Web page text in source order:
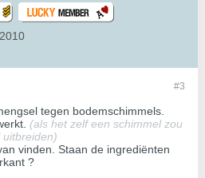
#3
tegen bodemschimmels.
(als het zelf een schimmel zou
vinden. Staan de ingrediënten
?